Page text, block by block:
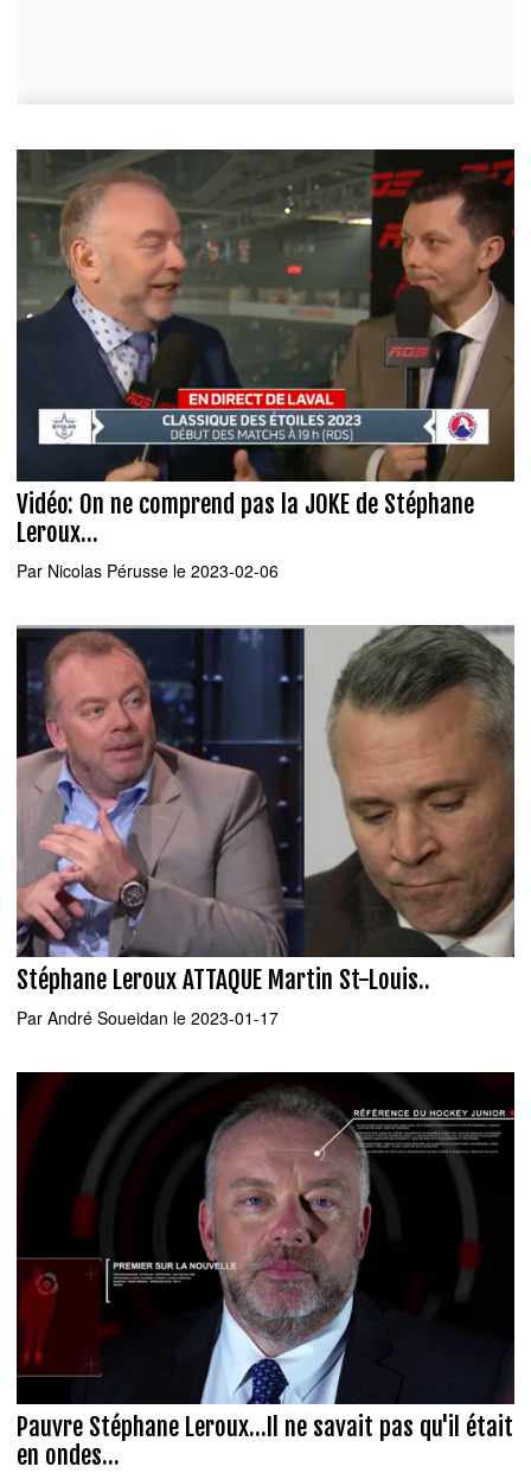
Vidéo: On ne comprend pas la JOKE de Stéphane
Leroux...
Par Nicolas Pérusse le 2023-02-06
Stéphane Leroux ATTAQUE Martin St-Louis..
Par André Soueidan le 2023-01-17
Pauvre Stéphane Leroux...Il ne savait pas qu'il était
en ondes...